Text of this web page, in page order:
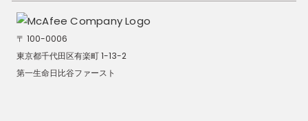
〒 100-0006
東京都千代田区有楽町 1-13-2
第一生命日比谷ファースト